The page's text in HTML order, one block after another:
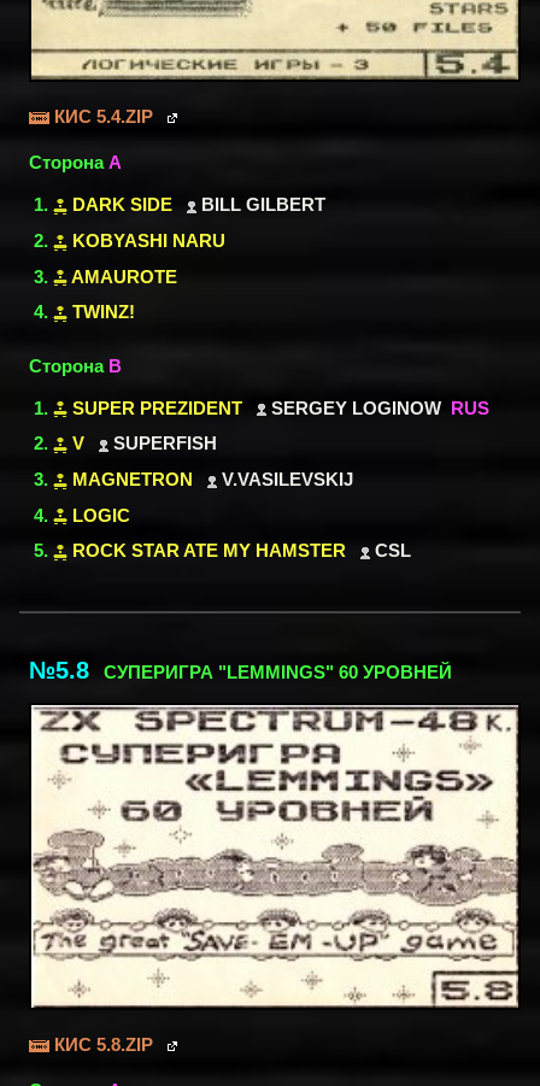
КИС 5.4.ZIP
СторонаA
DARK SIDE
BILL GILBERT
KOBYASHI NARU
AMAUROTE
TWINZ!
Сторона B
SUPER PREZIDENT SERGEY LOGINOW RUS
V
SUPERFISH
MAGNETRON
V.VASILEVSKIJ
LOGIC
ROCK STAR ATE MY HAMSTER
CSL
№5.8 СУПЕРИГРА "LEMMINGS" 60 УРОВНЕЙ
КИС 5.8.ZIP